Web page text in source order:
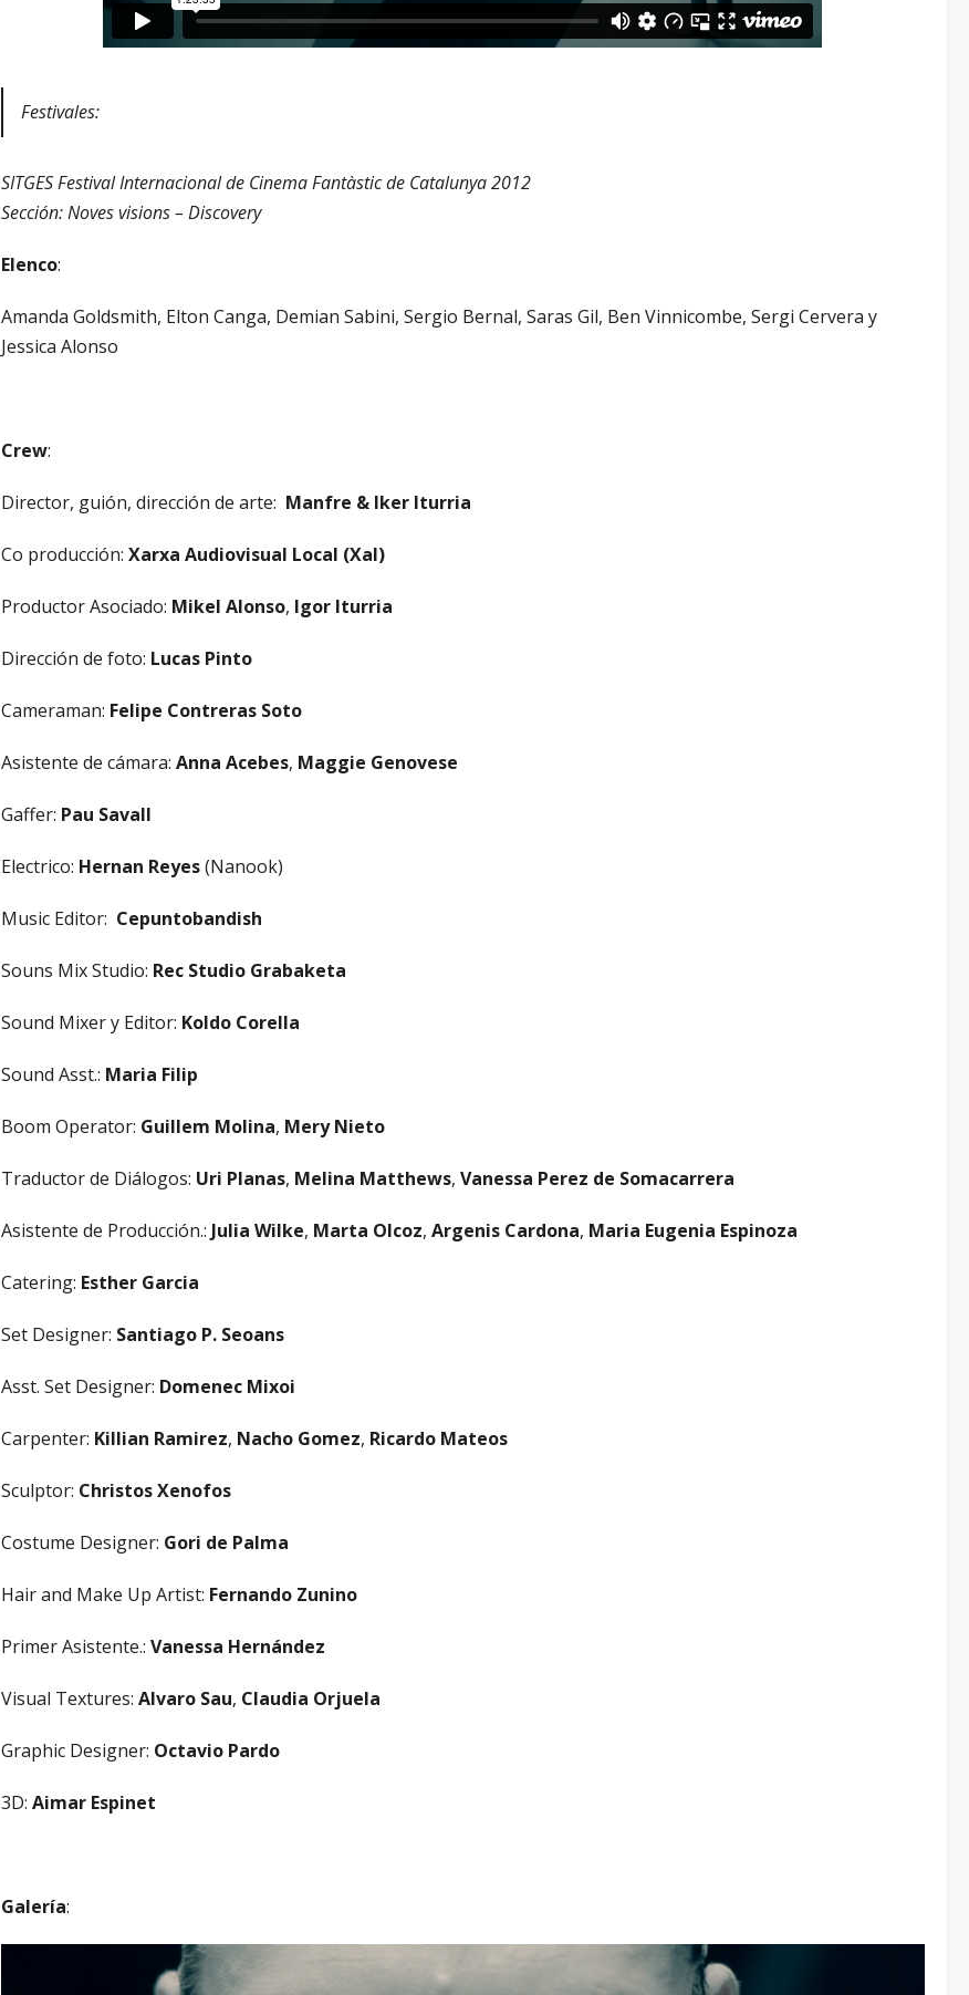
Festivales:
SITGES Festival Internacional de Cinema Fantàstic de Catalunya 2012
Sección: Noves visions – Discovery
Elenco:
Amanda Goldsmith, Elton Canga, Demian Sabini, Sergio Bernal, Saras Gil, Ben Vinnicombe, Sergi Cervera y
Jessica Alonso
Crew:
Director, guión, dirección de arte: Manfre & Iker Iturria
Co producción: Xarxa Audiovisual Local (Xal)
Productor Asociado: Mikel Alonso, Igor Iturria
Dirección de foto: Lucas Pinto
Cameraman: Felipe Contreras Soto
Asistente de cámara: Anna Acebes, Maggie Genovese
Gaffer: Pau Savall
Electrico: Hernan Reyes(Nanook)
Music Editor: Cepuntobandish
Souns Mix Studio: Rec Studio Grabaketa
Sound Mixer y Editor: Koldo Corella
Sound Asst.: Maria Filip
Boom Operator: Guillem Molina, Mery Nieto
Traductor de Diálogos: Uri Planas, Melina Matthews, Vanessa Perez de Somacarrera
Asistente de Producción.: Julia Wilke, Marta Olcoz, Argenis Cardona, Maria Eugenia Espinoza
Catering: Esther Garcia
Set Designer: Santiago P. Seoans
Asst. Set Designer: Domenec Mixoi
Carpenter: Killian Ramirez, Nacho Gomez, Ricardo Mateos
Sculptor: Christos Xenofos
Costume Designer: Gori de Palma
Hair and Make Up Artist: Fernando Zunino
Primer Asistente.: Vanessa Hernández
Visual Textures: Alvaro Sau, Claudia Orjuela
Graphic Designer: Octavio Pardo
3D: Aimar Espinet
Galería: